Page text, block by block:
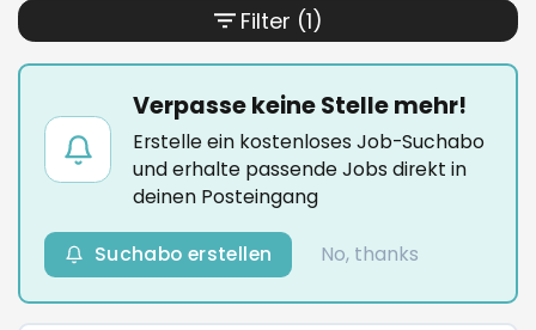
Verpasse keine Stelle mehr!
Erstelle ein kostenloses Job-Suchabo
und erhalte passende Jobs direkt in
deinen Posteingang
No, thanks
Suchabo erstellen
Filter (1)